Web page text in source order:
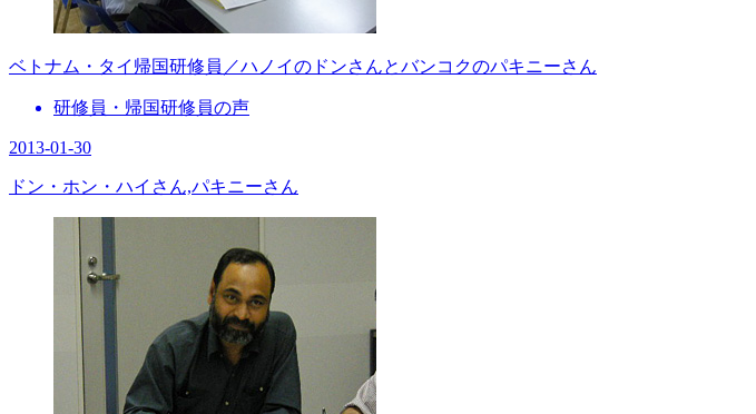
ベトナム・タイ帰国研修員／ハノイのドンさんとバンコクのパキニーさん
研修員・帰国研修員の声
2013-01-30
ドン・ホン・ハイさん,パキニーさん